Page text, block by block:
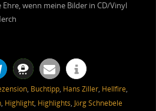
wenn meine Bilder in CD/Vinyl
, Buchtipp, Hans Ziller, Hellfire,
, Highlight, Highlights, Jörg Schnebele